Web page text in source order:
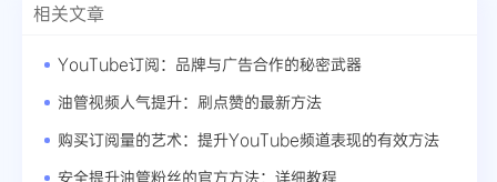
相关文章
YouTube订阅：品牌与广告合作的秘密武器
油管视频人气提升：刷点赞的最新方法
购买订阅量的艺术：提升YouTube频道表现的有效方法
安全提升油管粉丝的官方方法：详细教程